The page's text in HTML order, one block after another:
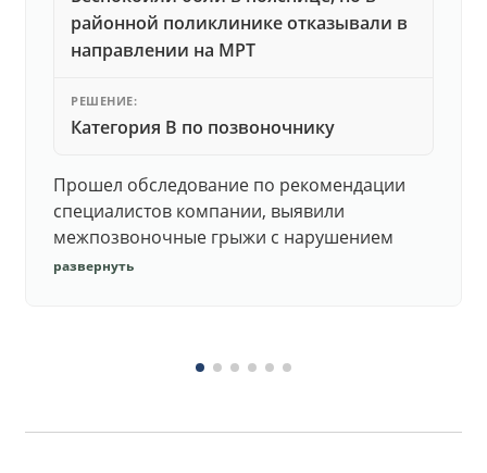
районной поликлинике отказывали в
направлении на МРТ
РЕШЕНИЕ:
Категория В по позвоночнику
Прошел обследование по рекомендации
специалистов компании, выявили
межпозвоночные грыжи с нарушением
функций. Юристы подготовили документы,
развернуть